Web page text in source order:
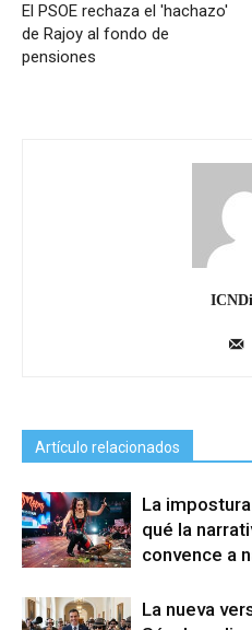
El PSOE rechaza el 'hachazo'
de Rajoy al fondo de
pensiones
Artículo relacionados
La
qué la
convence a
La nueva